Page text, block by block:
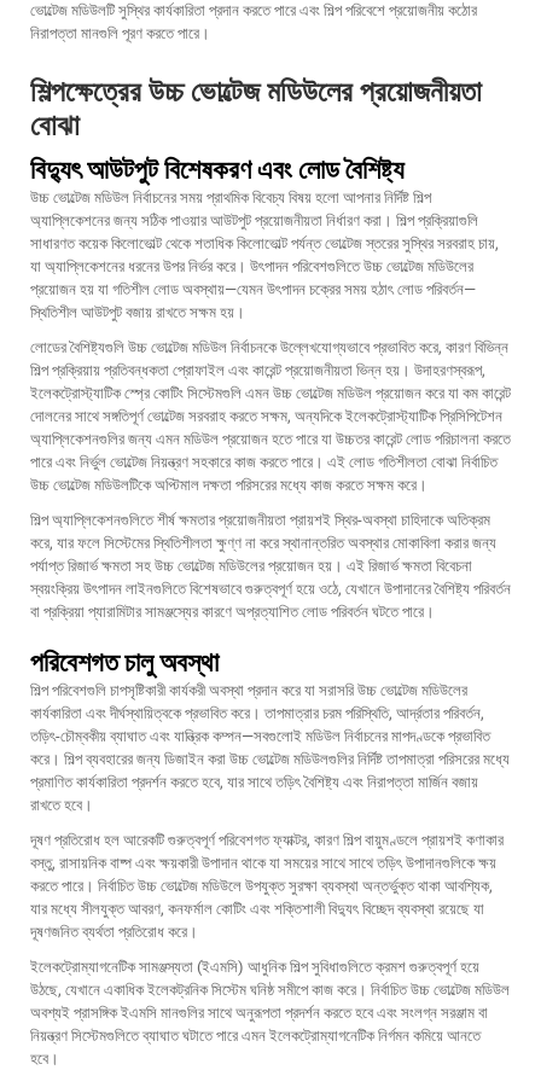
ভোল্টেজ মডিউলটি সুস্থির কার্যকারিতা প্রদান করতে পারে এবং শিল্প পরিবেশে প্রয়োজনীয় কঠোর
নিরাপত্তা মানগুলি পূরণ করতে পারে।
শিল্পক্ষেত্রের উচ্চ ভোল্টেজ মডিউলের প্রয়োজনীয়তা
বোঝা
বিদ্যুৎ আউটপুট বিশেষকরণ এবং লোড বৈশিষ্ট্য
উচ্চ ভোল্টেজ মডিউল নির্বাচনের সময় প্রাথমিক বিবেচ্য বিষয় হলো আপনার নির্দিষ্ট শিল্প
অ্যাপ্লিকেশনের জন্য সঠিক পাওয়ার আউটপুট প্রয়োজনীয়তা নির্ধারণ করা। শিল্প প্রক্রিয়াগুলি
সাধারণত কয়েক কিলোভোল্ট থেকে শতাধিক কিলোভোল্ট পর্যন্ত ভোল্টেজ স্তরের সুস্থির সরবরাহ চায়,
যা অ্যাপ্লিকেশনের ধরনের উপর নির্ভর করে। উৎপাদন পরিবেশগুলিতে উচ্চ ভোল্টেজ মডিউলের
প্রয়োজন হয় যা গতিশীল লোড অবস্থায়—যেমন উৎপাদন চক্রের সময় হঠাৎ লোড পরিবর্তন—
স্থিতিশীল আউটপুট বজায় রাখতে সক্ষম হয়।
লোডের বৈশিষ্ট্যগুলি উচ্চ ভোল্টেজ মডিউল নির্বাচনকে উল্লেখযোগ্যভাবে প্রভাবিত করে, কারণ বিভিন্ন
শিল্প প্রক্রিয়ায় প্রতিবন্ধকতা প্রোফাইল এবং কারেন্ট প্রয়োজনীয়তা ভিন্ন হয়। উদাহরণস্বরূপ,
ইলেকট্রোস্ট্যাটিক স্প্রে কোটিং সিস্টেমগুলি এমন উচ্চ ভোল্টেজ মডিউল প্রয়োজন করে যা কম কারেন্ট
দোলনের সাথে সঙ্গতিপূর্ণ ভোল্টেজ সরবরাহ করতে সক্ষম, অন্যদিকে ইলেকট্রোস্ট্যাটিক প্রিসিপিটেশন
অ্যাপ্লিকেশনগুলির জন্য এমন মডিউল প্রয়োজন হতে পারে যা উচ্চতর কারেন্ট লোড পরিচালনা করতে
পারে এবং নির্ভুল ভোল্টেজ নিয়ন্ত্রণ সহকারে কাজ করতে পারে। এই লোড গতিশীলতা বোঝা নির্বাচিত
উচ্চ ভোল্টেজ মডিউলটিকে অপ্টিমাল দক্ষতা পরিসরের মধ্যে কাজ করতে সক্ষম করে।
শিল্প অ্যাপ্লিকেশনগুলিতে শীর্ষ ক্ষমতার প্রয়োজনীয়তা প্রায়শই স্থির-অবস্থা চাহিদাকে অতিক্রম
করে, যার ফলে সিস্টেমের স্থিতিশীলতা ক্ষুণ্ণ না করে স্থানান্তরিত অবস্থার মোকাবিলা করার জন্য
পর্যাপ্ত রিজার্ভ ক্ষমতা সহ উচ্চ ভোল্টেজ মডিউলের প্রয়োজন হয়। এই রিজার্ভ ক্ষমতা বিবেচনা
স্বয়ংক্রিয় উৎপাদন লাইনগুলিতে বিশেষভাবে গুরুত্বপূর্ণ হয়ে ওঠে, যেখানে উপাদানের বৈশিষ্ট্য পরিবর্তন
বা প্রক্রিয়া প্যারামিটার সামঞ্জস্যের কারণে অপ্রত্যাশিত লোড পরিবর্তন ঘটতে পারে।
পরিবেশগত চালু অবস্থা
শিল্প পরিবেশগুলি চাপসৃষ্টিকারী কার্যকরী অবস্থা প্রদান করে যা সরাসরি উচ্চ ভোল্টেজ মডিউলের
কার্যকারিতা এবং দীর্ঘস্থায়িত্বকে প্রভাবিত করে। তাপমাত্রার চরম পরিস্থিতি, আর্দ্রতার পরিবর্তন,
তড়িৎ-চৌম্বকীয় ব্যাঘাত এবং যান্ত্রিক কম্পন—সবগুলোই মডিউল নির্বাচনের মাপদণ্ডকে প্রভাবিত
করে। শিল্প ব্যবহারের জন্য ডিজাইন করা উচ্চ ভোল্টেজ মডিউলগুলির নির্দিষ্ট তাপমাত্রা পরিসরের মধ্যে
প্রমাণিত কার্যকারিতা প্রদর্শন করতে হবে, যার সাথে তড়িৎ বৈশিষ্ট্য এবং নিরাপত্তা মার্জিন বজায়
রাখতে হবে।
দূষণ প্রতিরোধ হল আরেকটি গুরুত্বপূর্ণ পরিবেশগত ফ্যাক্টর, কারণ শিল্প বায়ুমণ্ডলে প্রায়শই কণাকার
বস্তু, রাসায়নিক বাষ্প এবং ক্ষয়কারী উপাদান থাকে যা সময়ের সাথে সাথে তড়িৎ উপাদানগুলিকে ক্ষয়
করতে পারে। নির্বাচিত উচ্চ ভোল্টেজ মডিউলে উপযুক্ত সুরক্ষা ব্যবস্থা অন্তর্ভুক্ত থাকা আবশ্যিক,
যার মধ্যে সীলযুক্ত আবরণ, কনফর্মাল কোটিং এবং শক্তিশালী বিদ্যুৎ বিচ্ছেদ ব্যবস্থা রয়েছে যা
দূষণজনিত ব্যর্থতা প্রতিরোধ করে।
ইলেকট্রোম্যাগনেটিক সামঞ্জস্যতা (ইএমসি) আধুনিক শিল্প সুবিধাগুলিতে ক্রমশ গুরুত্বপূর্ণ হয়ে
উঠছে, যেখানে একাধিক ইলেকট্রনিক সিস্টেম ঘনিষ্ঠ সমীপে কাজ করে। নির্বাচিতউচ্চ ভোল্টেজ মডিউল
অবশ্যই প্রাসঙ্গিক ইএমসি মানগুলির সাথে অনুরূপতা প্রদর্শন করতে হবে এবং সংলগ্ন সরঞ্জাম বা
নিয়ন্ত্রণ সিস্টেমগুলিতে ব্যাঘাত ঘটাতে পারে এমন ইলেকট্রোম্যাগনেটিক নির্গমন কমিয়ে আনতে
হবে।